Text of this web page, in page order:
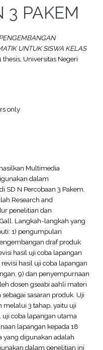
3 PAKEM
UNTUK SISWA KELAS
thesis, Universitas Negeri
only
Multimedia
dalam
SD N Percobaan 3 Pakem.
Research and
penelitian dan
Langkah-langkah yang
1) pengumpulan
draf produk
hasil uji coba lapangan
hasil uji coba lapangan
9) dan penyempurnaan
dosen gseabi aahli materi
sasaran produk. Uji
melalui 3 tahap, yaitu uji
uji coba lapangan utama
lapangan kepada 18
yang digunakan adalah
dalam penelitian ini